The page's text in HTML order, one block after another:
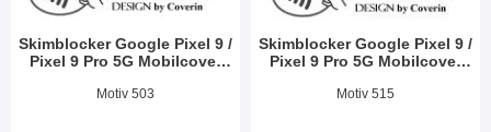
Skimblocker Google Pixel 9 /
Pixel 9 Pro 5G Mobilcover
Varenr 51510Motiv 503
Skimblocker Google Pixel 9 /
Pixel 9 Pro 5G Mobilcover
Varenr 51514Motiv 515